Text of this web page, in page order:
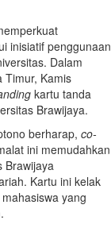
inisiatif penggunaan
Dalam
Timur, Kamis
kartu tanda
Brawijaya.
berharap, co-
ini memudahkan
Brawijaya
Kartu ini kelak
mahasiswa yang